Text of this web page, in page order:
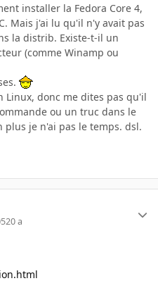
installer la Fedora Core 4,
Mais j'ai lu qu'il n'y avait pas
la distrib. Existe-t-il un
(comme Winamp ou
Linux, donc me dites pas qu'il
ou un truc dans le
je n'ai pas le temps. dsl.
20 a